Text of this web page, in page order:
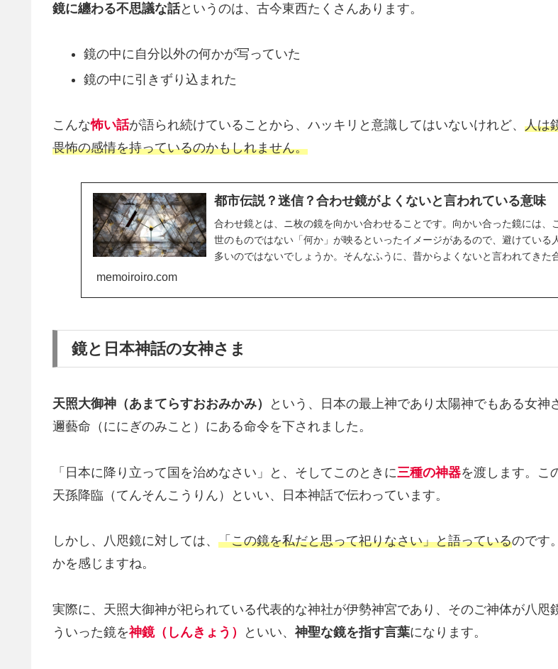
鏡に纏わる不思議な話というのは、古今東西たくさんあります。
鏡の中に自分以外の何かが写っていた
鏡の中に引きずり込まれた
こんな怖い話が語られ続けていることから、ハッキリと意識してはいないけれど、 人は
畏怖の感情を持っているのかもしれません。
都市伝説？迷信？合わせ鏡がよくないと言われている意味
合わせ鏡とは、ニ枚の鏡を向かい合わせることです。向かい合った鏡には、
世のものではない「何か」が映るといったイメージがあるので、避けている
多いのではないでしょうか。そんなふうに、昔からよくないと言われてきた
memoiroiro.com
鏡と日本神話の女神さま
天照大御神（あまてらすおおみかみ）
という、日本の最上神であり太陽神でもある女神
邇藝命（ににぎのみこと）にある命令を下されました。
「日本に降り立って国を治めなさい」と、そしてこのときに三種の神器を渡します。こ
天孫降臨（てんそんこうりん）といい、日本神話で伝わっています。
しかし、八咫鏡に対しては、 「この鏡を私だと思って祀りなさい」と語っているのです
かを感じますね。
実際に、天照大御神が祀られている代表的な神社が伊勢神宮であり、そのご神体が八咫
ういった鏡を神鏡（しんきょう） といい、 神聖な鏡を指す言葉になります。